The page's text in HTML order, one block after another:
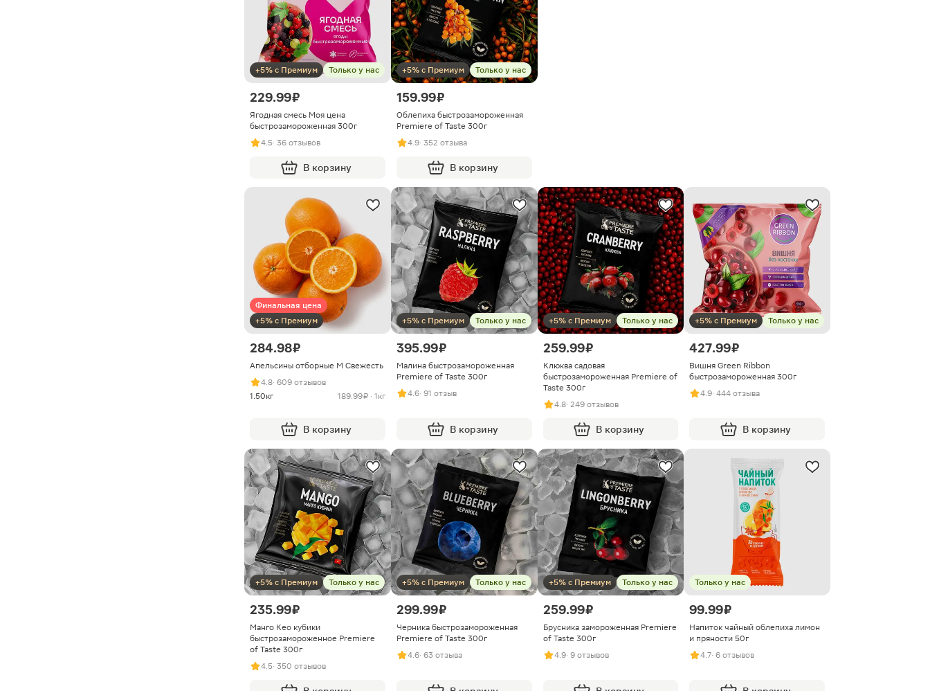
+5% с Премиум Только у нас
229.99 ₽
Ягодная смесь Моя цена
быстрозамороженная 300г
4.5· 36 отзывов
В корзину
+5% с Премиум Только у нас
159.99 ₽
Облепиха быстрозамороженная
Premiere of Taste 300г
4.9· 352 отзыва
В корзину
Финальная цена
+5% с Премиум
284.98 ₽
Апельсины отборные M Свежесть
4.8· 609 отзывов
1.50кг
189.99 ₽ · 1кг
В корзину
+5% с Премиум Только у нас
395.99 ₽
Малина быстрозамороженная
Premiere of Taste 300г
4.6· 91 отзыв
В корзину
+5% с Премиум Только у нас
259.99 ₽
Клюква садовая
быстрозамороженная Premiere of
Taste 300г
4.8· 249 отзывов
В корзину
+5% с Премиум Только у нас
427.99 ₽
Вишня Green Ribbon
быстрозамороженная 300г
4.9· 444 отзыва
В корзину
+5% с Премиум Только у нас
235.99 ₽
Манго Кео кубики
быстрозамороженное Premiere
of Taste 300г
4.5· 350 отзывов
+5% с Премиум Только у нас
299.99 ₽
Черника быстрозамороженная
Premiere of Taste 300г
4.6· 63 отзыва
+5% с Премиум Только у нас
259.99 ₽
Брусника замороженная Premiere
of Taste 300г
4.9· 9 отзывов
Только у нас
99.99 ₽
Напиток чайный облепиха лимон
и пряности 50г
4.7· 6 отзывов